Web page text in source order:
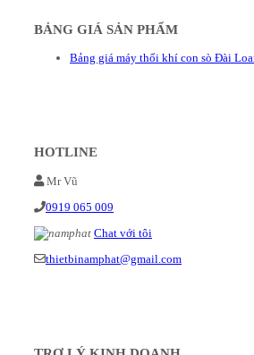
BẢNG GIÁ SẢN PHẨM
Bảng giá máy thổi khí con sò Đài
HOTLINE
Mr Vũ
0919 065 009
Chat với tôi
thietbinamphat@gmail.com